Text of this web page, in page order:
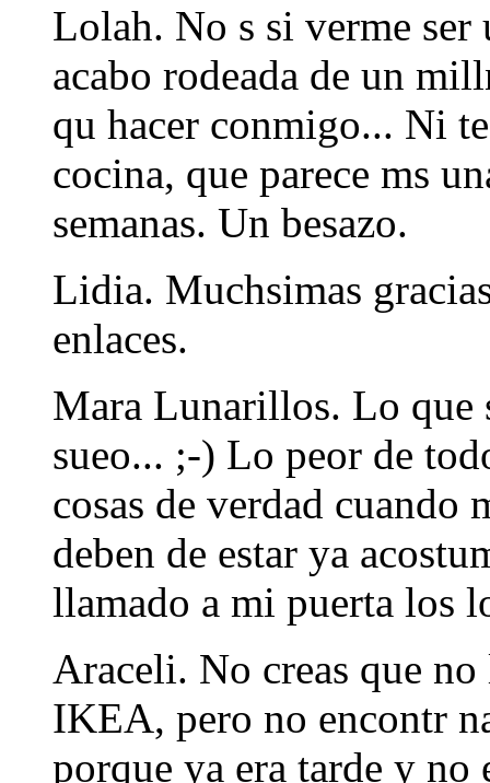
Lolah. No s si verme
acabo rodeada de un
qu hacer conmigo... Ni
cocina, que parece ms
semanas. Un besazo.
Lidia. Muchsimas
enlaces.
Mara Lunarillos. Lo que
sueo... ;-) Lo peor de
cosas de verdad cuando
deben de estar ya
llamado a mi puerta los
Araceli. No creas que
IKEA, pero no encontr
porque ya era tarde y no